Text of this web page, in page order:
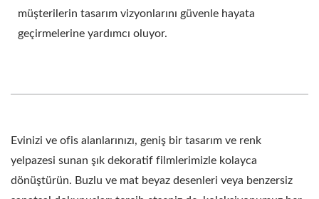
müşterilerin tasarım vizyonlarını güvenle hayata
geçirmelerine yardımcı oluyor.
Evinizi ve ofis alanlarınızı, geniş bir tasarım ve renk
yelpazesi sunan şık dekoratif filmlerimizle kolayca
dönüştürün. Buzlu ve mat beyaz desenleri veya benzersiz